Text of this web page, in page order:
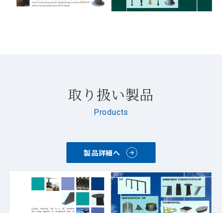
取り扱い製品
Products
製品詳細へ